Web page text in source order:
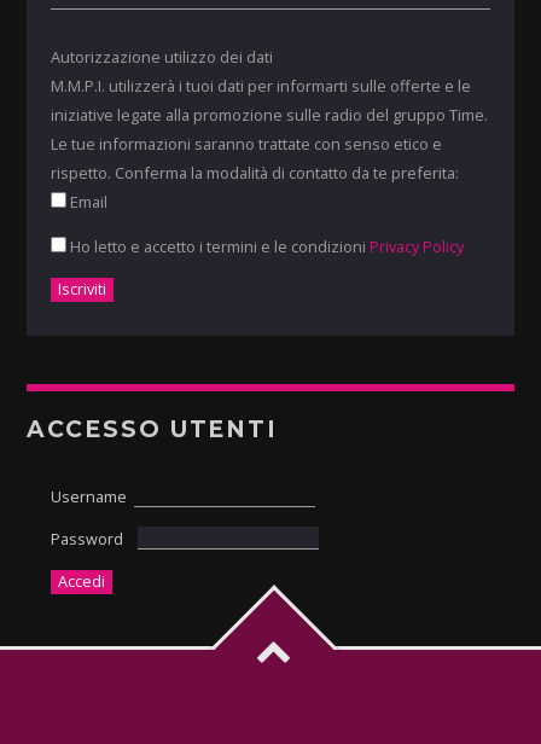
Autorizzazione utilizzo dei dati
M.M.P.I. utilizzerà i tuoi dati per informarti sulle offerte e le
iniziative legate alla promozione sulle radio del gruppo Time.
Le tue informazioni saranno trattate con senso etico e
rispetto. Conferma la modalità di contatto da te preferita:
Email
Ho letto e accetto i termini e le condizioni Privacy Policy
ACCESSO UTENTI
Username
Password